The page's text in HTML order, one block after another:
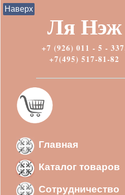
Ля Нэж
+7 (926) 011 - 5 -
+7(495) 517-81-82
Главная
Каталог товаров
Сотрудничество
Наверх